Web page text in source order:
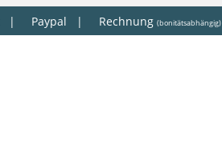
| Paypal | Rechnung (bonitätsabhängig)